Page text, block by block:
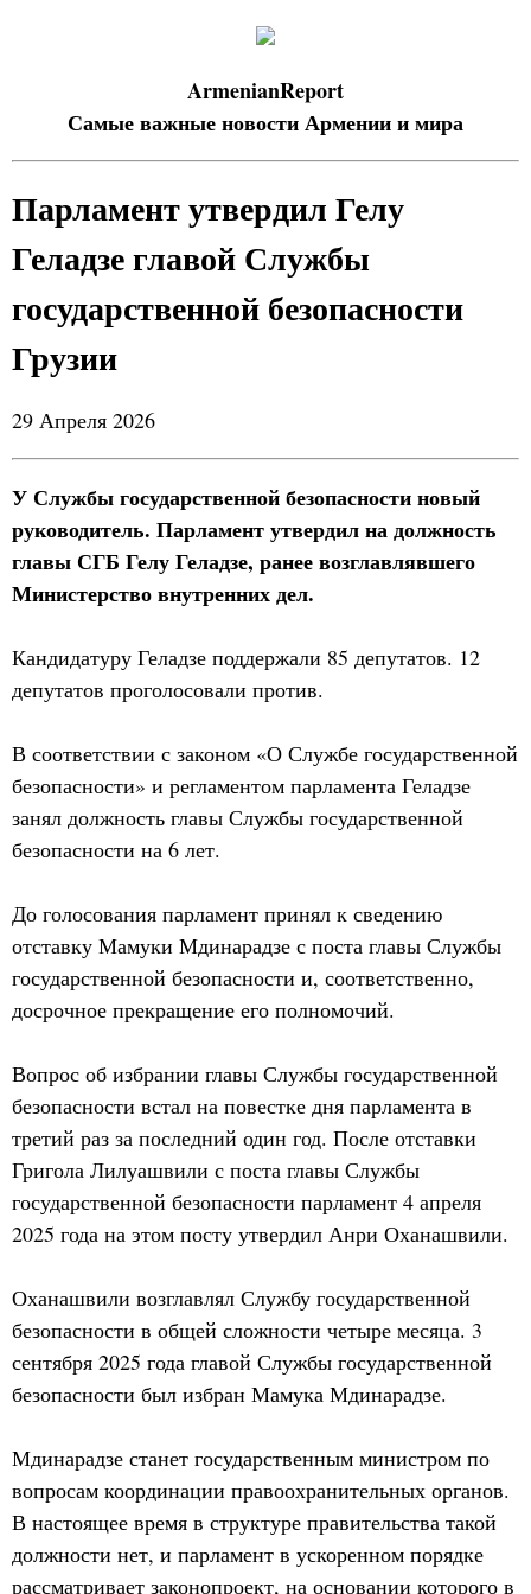
ArmenianReport
Самые важные новости Армении и мира
Парламент утвердил Гелу
Геладзе главой Службы
государственной безопасности
Грузии
29 Апреля 2026
У Службы государственной безопасности новый
руководитель. Парламент утвердил на должность
главы СГБ Гелу Геладзе, ранее возглавлявшего
Министерство внутренних дел.
Кандидатуру Геладзе поддержали 85 депутатов. 12
депутатов проголосовали против.
В соответствии с законом «О Службе государственной
безопасности» и регламентом парламента Геладзе
занял должность главы Службы государственной
безопасности на 6 лет.
До голосования парламент принял к сведению
отставку Мамуки Мдинарадзе с поста главы Службы
государственной безопасности и, соответственно,
досрочное прекращение его полномочий.
Вопрос об избрании главы Службы государственной
безопасности встал на повестке дня парламента в
третий раз за последний один год. После отставки
Григола Лилуашвили с поста главы Службы
государственной безопасности парламент 4 апреля
2025 года на этом посту утвердил Анри Оханашвили.
Оханашвили возглавлял Службу государственной
безопасности в общей сложности четыре месяца. 3
сентября 2025 года главой Службы государственной
безопасности был избран Мамука Мдинарадзе.
Мдинарадзе станет государственным министром по
вопросам координации правоохранительных органов.
В настоящее время в структуре правительства такой
должности нет, и парламент в ускоренном порядке
рассматривает законопроект, на основании которого в